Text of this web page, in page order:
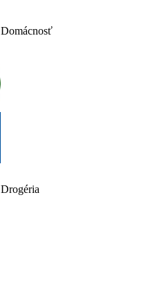
Domácnosť
Drogéria